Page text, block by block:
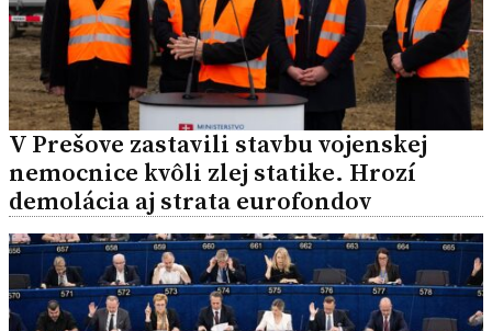
V Prešove zastavili stavbu vojenskej
nemocnice kvôli zlej statike. Hrozí
demolácia aj strata eurofondov